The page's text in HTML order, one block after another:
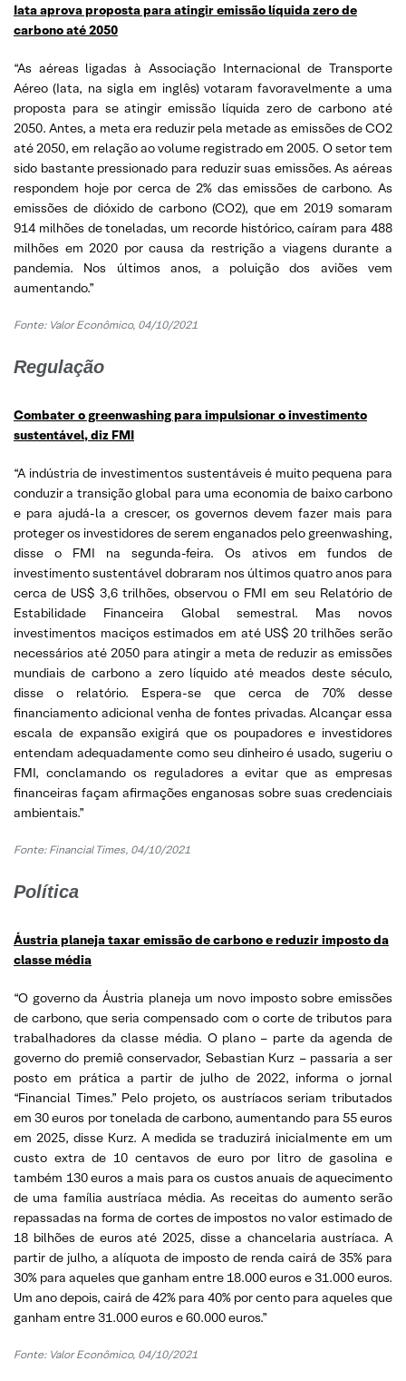
Iata aprova proposta para atingir emissão líquida zero de
carbono até 2050
“As aéreas ligadas à Associação Internacional de Transporte
Aéreo (Iata, na sigla em inglês) votaram favoravelmente a uma
proposta para se atingir emissão líquida zero de carbono até
2050. Antes, a meta era reduzir pela metade as emissões de CO2
até 2050, em relação ao volume registrado em 2005. O setor tem
sido bastante pressionado para reduzir suas emissões. As aéreas
respondem hoje por cerca de 2% das emissões de carbono. As
emissões de dióxido de carbono (CO2), que em 2019 somaram
914 milhões de toneladas, um recorde histórico, caíram para 488
milhões em 2020 por causa da restrição a viagens durante a
pandemia. Nos últimos anos, a poluição dos aviões vem
aumentando.”
Fonte: Valor Econômico, 04/10/2021
Regulação
Combater o greenwashing para impulsionar o investimento
sustentável, diz FMI
“A indústria de investimentos sustentáveis é muito pequena para
conduzir a transição global para uma economia de baixo carbono
e para ajudá-la a crescer, os governos devem fazer mais para
proteger os investidores de serem enganados pelo greenwashing,
disse o FMI na segunda-feira. Os ativos em fundos de
investimento sustentável dobraram nos últimos quatro anos para
cerca de US$ 3,6 trilhões, observou o FMI em seu Relatório de
Estabilidade Financeira Global semestral. Mas novos
investimentos maciços estimados em até US$ 20 trilhões serão
necessários até 2050 para atingir a meta de reduzir as emissões
mundiais de carbono a zero líquido até meados deste século,
disse o relatório. Espera-se que cerca de 70% desse
financiamento adicional venha de fontes privadas. Alcançar essa
escala de expansão exigirá que os poupadores e investidores
entendam adequadamente como seu dinheiro é usado, sugeriu o
FMI, conclamando os reguladores a evitar que as empresas
financeiras façam afirmações enganosas sobre suas credenciais
ambientais.”
Fonte: Financial Times, 04/10/2021
Política
Áustria planeja taxar emissão de carbono e reduzir imposto da
classe média
“O governo da Áustria planeja um novo imposto sobre emissões
de carbono, que seria compensado com o corte de tributos para
trabalhadores da classe média. O plano – parte da agenda de
governo do premiê conservador, Sebastian Kurz – passaria a ser
posto em prática a partir de julho de 2022, informa o jornal
“Financial Times.” Pelo projeto, os austríacos seriam tributados
em 30 euros por tonelada de carbono, aumentando para 55 euros
em 2025, disse Kurz. A medida se traduzirá inicialmente em um
custo extra de 10 centavos de euro por litro de gasolina e
também 130 euros a mais para os custos anuais de aquecimento
de uma família austríaca média. As receitas do aumento serão
repassadas na forma de cortes de impostos no valor estimado de
18 bilhões de euros até 2025, disse a chancelaria austríaca. A
partir de julho, a alíquota de imposto de renda cairá de 35% para
30% para aqueles que ganham entre 18.000 euros e 31.000 euros.
Um ano depois, cairá de 42% para 40% por cento para aqueles que
ganham entre 31.000 euros e 60.000 euros.”
Fonte: Valor Econômico, 04/10/2021